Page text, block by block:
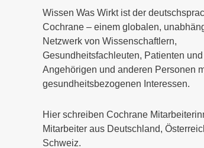
Wissen Was Wirkt ist der
Cochrane – einem globalen,
Netzwerk von Wissenschaftlern,
Gesundheitsfachleuten, Patienten
Angehörigen und anderen Personen
gesundheitsbezogenen Interessen.
Hier schreiben Cochrane
Mitarbeiter aus Deutschland,
Schweiz.